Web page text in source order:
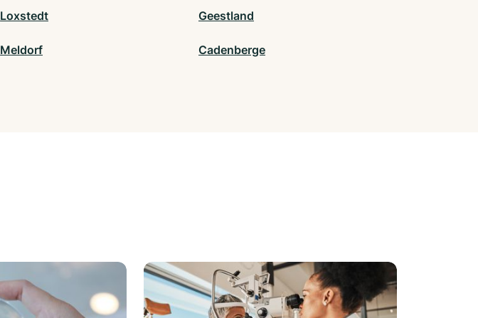
Loxstedt Geestland
Meldorf Cadenberge